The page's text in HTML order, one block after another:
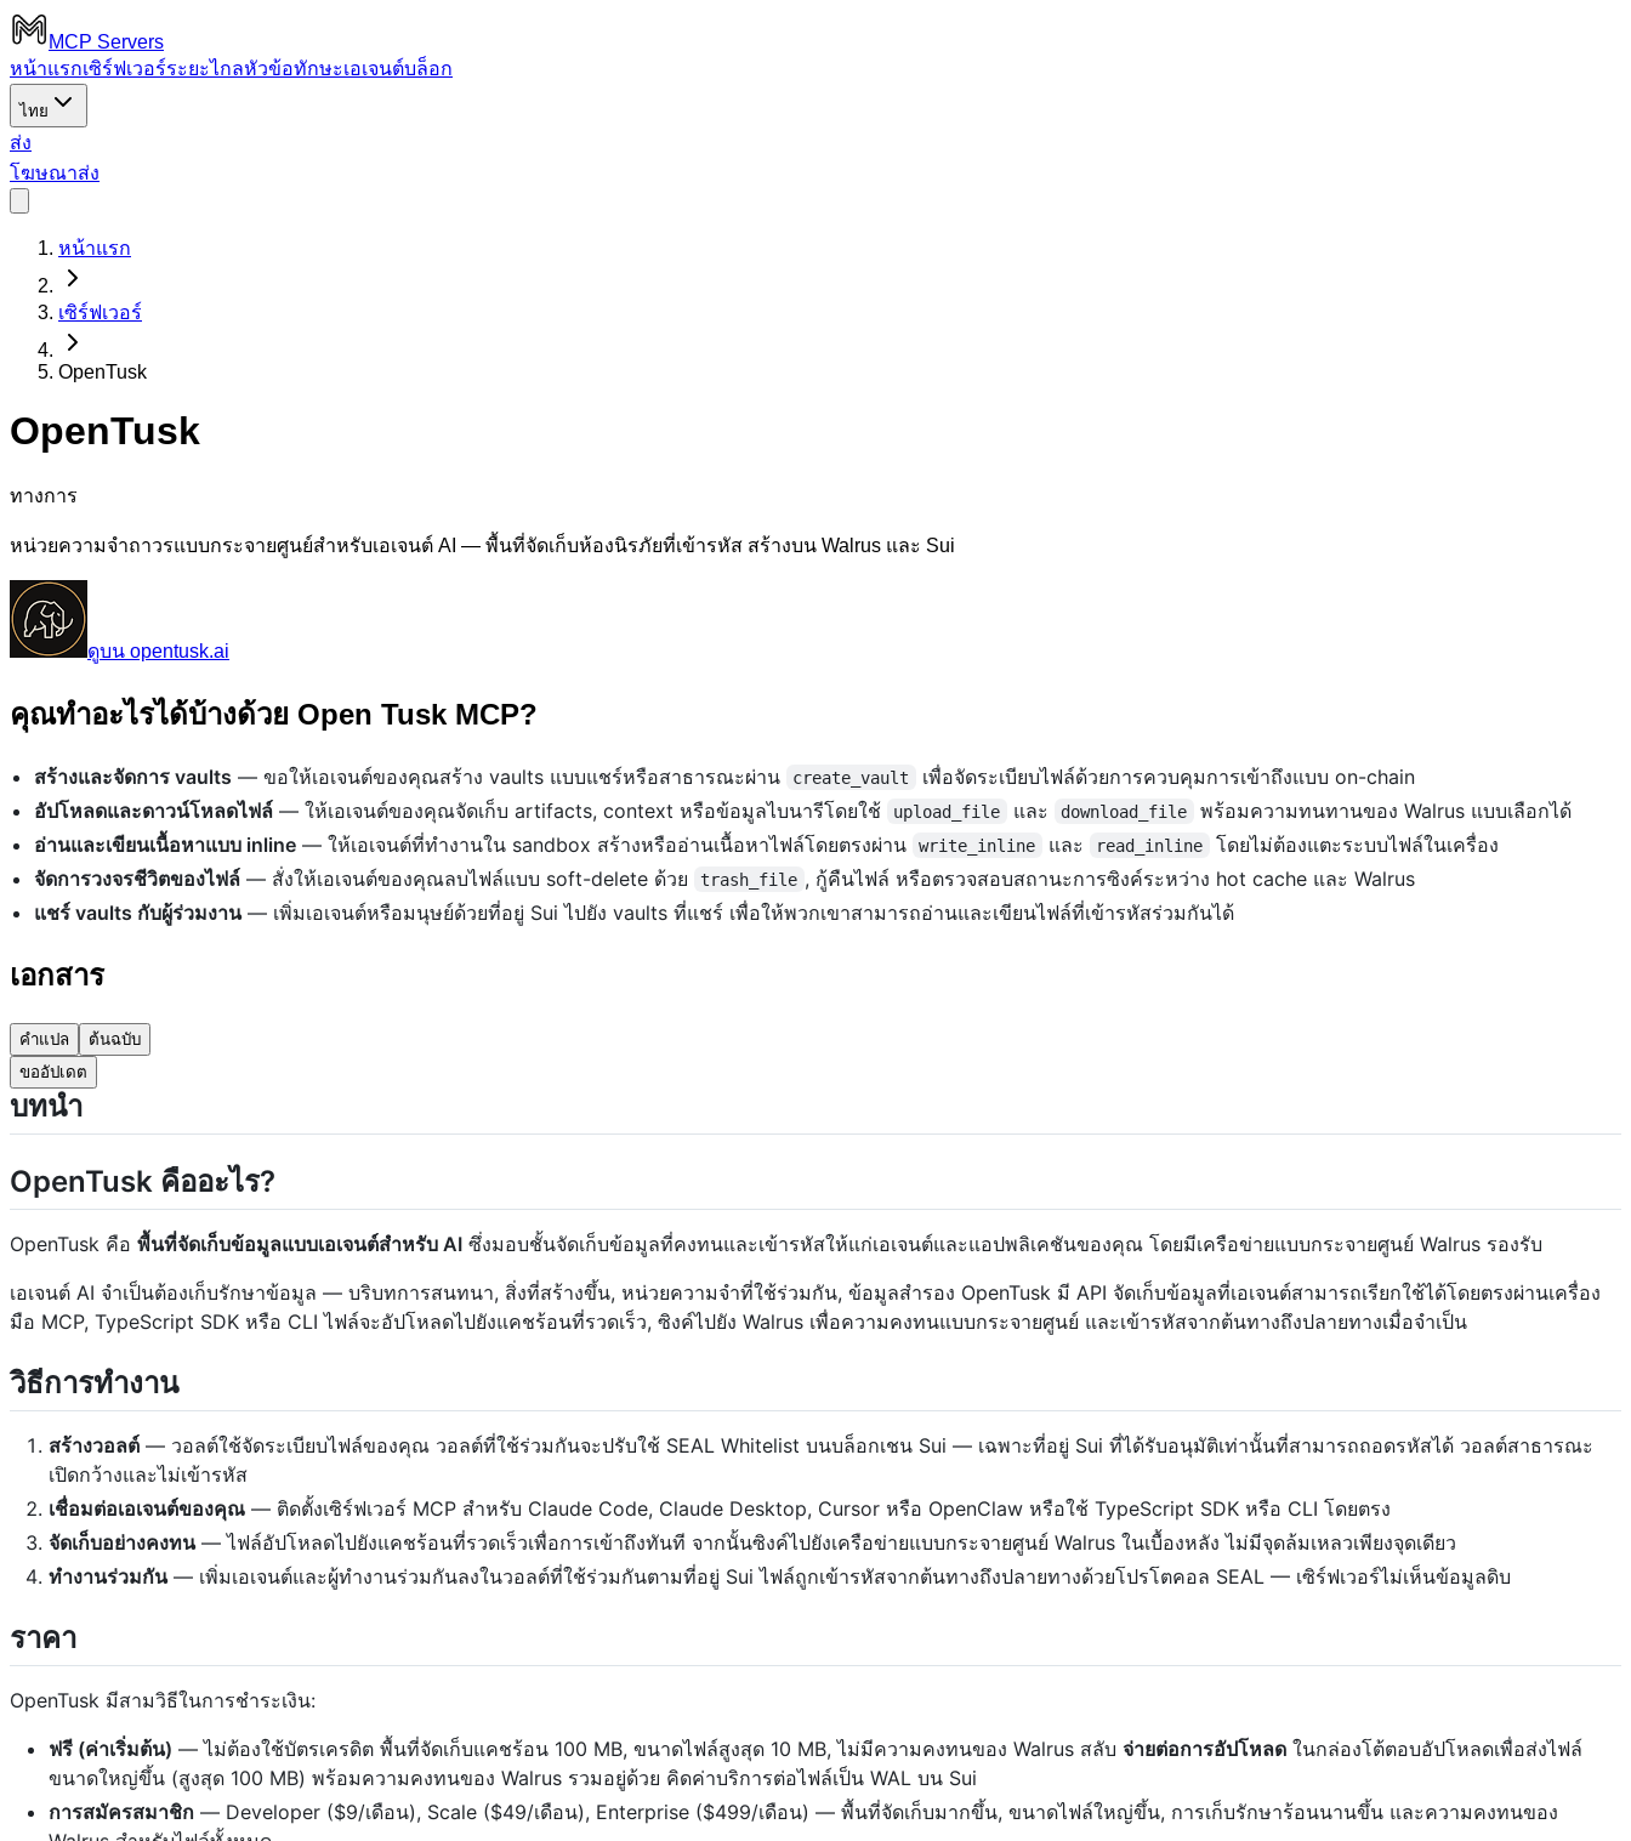
MCP Servers
หน้าแรกเซิร์ฟเวอร์ระยะไกลหัวข้อทักษะเอเจนต์บล็อก
ไทย
ส่ง
โฆษณาส่ง
หน้าแรก
เซิร์ฟเวอร์
OpenTusk
OpenTusk
ทางการ
หน่วยความจำถาวรแบบกระจายศูนย์สำหรับเอเจนต์ AI — พื้นที่จัดเก็บห้องนิรภัยที่เข้ารหัส สร้างบน Walrus และ Sui
ดูบน opentusk.ai
คุณทำอะไรได้บ้างด้วย Open Tusk MCP?
สร้างและจัดการ vaults — ขอให้เอเจนต์ของคุณสร้าง vaults แบบแชร์หรือสาธารณะผ่าน create_vault
เพื่อจัดระเบียบไฟล์ด้วยการควบคุมการเข้าถึงแบบ on-chain
อัปโหลดและดาวน์โหลดไฟล์ — ให้เอเจนต์ของคุณจัดเก็บ artifacts, context หรือข้อมูลไบนารีโดยใช้ upload_file และ download_file
พร้อมความทนทานของ Walrus แบบเลือกได้
อ่านและเขียนเนื้อหาแบบ inline — ให้เอเจนต์ที่ทำงานใน sandbox สร้างหรืออ่านเนื้อหาไฟล์โดยตรงผ่าน write_inline และ read_inline
โดยไม่ต้องแตะระบบไฟล์ในเครื่อง
จัดการวงจรชีวิตของไฟล์ — สั่งให้เอเจนต์ของคุณลบไฟล์แบบ soft-delete ด้วย trash_file , กู้คืนไฟล์ หรือตรวจสอบสถานะการซิงค์ระหว่าง hot cache และ Walrus
แชร์ vaults กับผู้ร่วมงาน— เพิ่มเอเจนต์หรือมนุษย์ด้วยที่อยู่ Sui ไปยัง vaults ที่แชร์ เพื่อให้พวกเขาสามารถอ่านและเขียนไฟล์ที่เข้ารหัสร่วมกันได้
เอกสาร
คำแปล
ต้นฉบับ
ขออัปเดต
บทนำ
OpenTusk คืออะไร?
OpenTusk คือ พื้นที่จัดเก็บข้อมูลแบบเอเจนต์สำหรับ AI ซึ่งมอบชั้นจัดเก็บข้อมูลที่คงทนและเข้ารหัสให้แก่เอเจนต์และแอปพลิเคชันของคุณ โดยมีเครือข่ายแบบกระจายศูนย์ Walrus รองรับ
เอเจนต์ AI จำเป็นต้องเก็บรักษาข้อมูล — บริบทการสนทนา, สิ่งที่สร้างขึ้น, หน่วยความจำที่ใช้ร่วมกัน, ข้อมูลสำรอง OpenTusk มี API จัดเก็บข้อมูลที่เอเจนต์สามารถเรียกใช้ได้โดยตรงผ่านเครื่อง
มือ MCP, TypeScript SDK หรือ CLI ไฟล์จะอัปโหลดไปยังแคชร้อนที่รวดเร็ว, ซิงค์ไปยัง Walrus เพื่อความคงทนแบบกระจายศูนย์ และเข้ารหัสจากต้นทางถึงปลายทางเมื่อจำเป็น
วิธีการทำงาน
สร้างวอลต์ — วอลต์ใช้จัดระเบียบไฟล์ของคุณ วอลต์ที่ใช้ร่วมกันจะปรับใช้ SEAL Whitelist บนบล็อกเชน Sui — เฉพาะที่อยู่ Sui ที่ได้รับอนุมัติเท่านั้นที่สามารถถอดรหัสได้ วอลต์สาธารณะ
เปิดกว้างและไม่เข้ารหัส
เชื่อมต่อเอเจนต์ของคุณ — ติดตั้งเซิร์ฟเวอร์ MCP สำหรับ Claude Code, Claude Desktop, Cursor หรือ OpenClaw หรือใช้ TypeScript SDK หรือ CLI โดยตรง
จัดเก็บอย่างคงทน— ไฟล์อัปโหลดไปยังแคชร้อนที่รวดเร็วเพื่อการเข้าถึงทันที จากนั้นซิงค์ไปยังเครือข่ายแบบกระจายศูนย์ Walrus ในเบื้องหลัง ไม่มีจุดล้มเหลวเพียงจุดเดียว
ทำงานร่วมกัน— เพิ่มเอเจนต์และผู้ทำงานร่วมกันลงในวอลต์ที่ใช้ร่วมกันตามที่อยู่ Sui ไฟล์ถูกเข้ารหัสจากต้นทางถึงปลายทางด้วยโปรโตคอล SEAL — เซิร์ฟเวอร์ไม่เห็นข้อมูลดิบ
ราคา
OpenTusk มีสามวิธีในการชำระเงิน:
ฟรี (ค่าเริ่มต้น) — ไม่ต้องใช้บัตรเครดิต พื้นที่จัดเก็บแคชร้อน 100 MB, ขนาดไฟล์สูงสุด 10 MB, ไม่มีความคงทนของ Walrus สลับ จ่ายต่อการอัปโหลด ในกล่องโต้ตอบอัปโหลดเพื่อส่งไฟล์
ขนาดใหญ่ขึ้น (สูงสุด 100 MB) พร้อมความคงทนของ Walrus รวมอยู่ด้วย คิดค่าบริการต่อไฟล์เป็น WAL บน Sui
การสมัครสมาชิก — Developer ($9/เดือน), Scale ($49/เดือน), Enterprise ($499/เดือน) — พื้นที่จัดเก็บมากขึ้น, ขนาดไฟล์ใหญ่ขึ้น, การเก็บรักษาร้อนนานขึ้น และความคงทนของ